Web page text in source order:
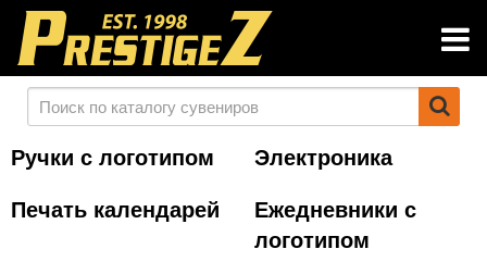
Ручки с логотипом
Электроника
Печать календарей
Ежедневники с
логотипом